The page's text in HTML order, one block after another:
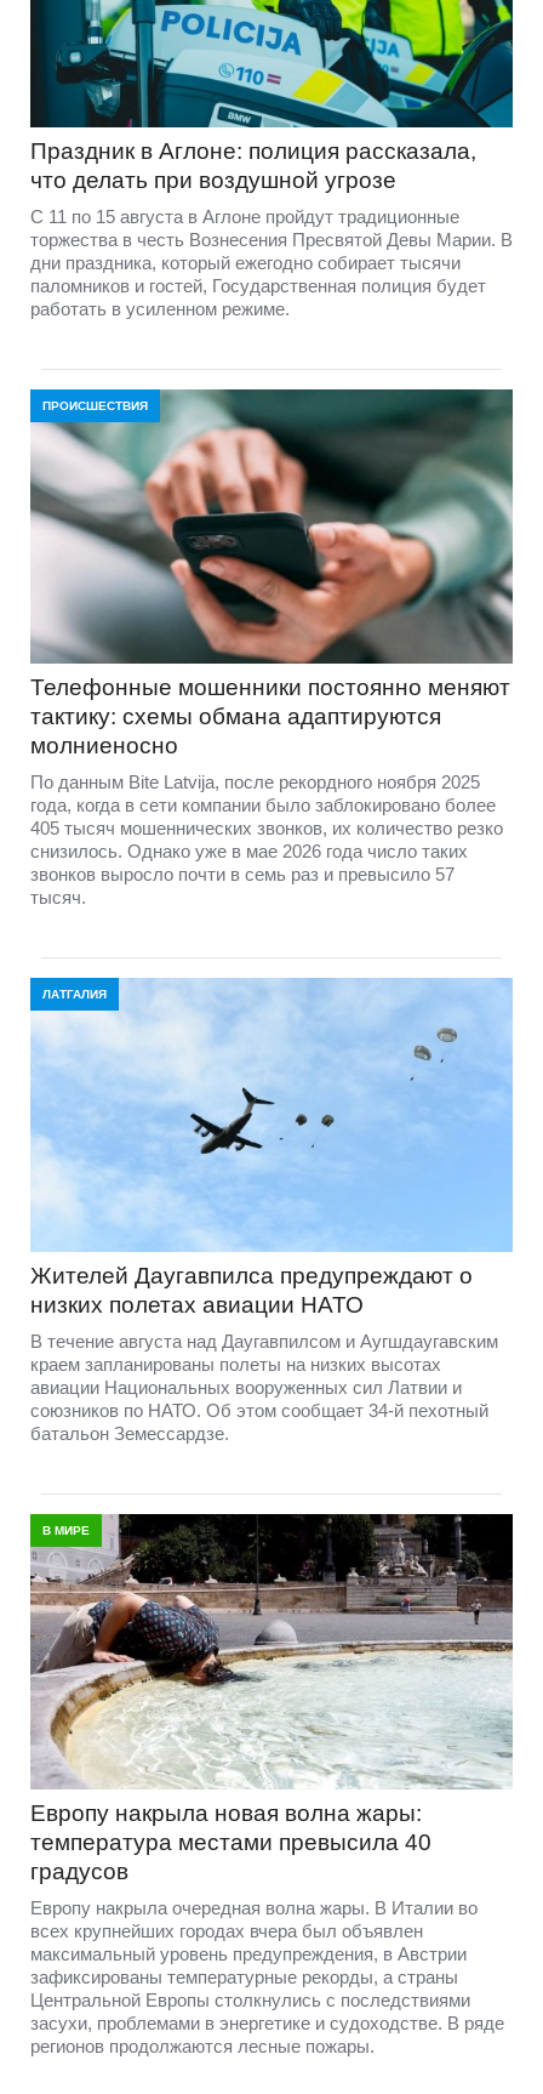
Праздник в Аглоне: полиция рассказала,
что делать при воздушной угрозе
С 11 по 15 августа в Аглоне пройдут традиционные
торжества в честь Вознесения Пресвятой Девы Марии. В
дни праздника, который ежегодно собирает тысячи
паломников и гостей, Государственная полиция будет
работать в усиленном режиме.
ПРОИСШЕСТВИЯ
Телефонные мошенники постоянно меняют
тактику: схемы обмана адаптируются
молниеносно
По данным Bite Latvija, после рекордного ноября 2025
года, когда в сети компании было заблокировано более
405 тысяч мошеннических звонков, их количество резко
снизилось. Однако уже в мае 2026 года число таких
звонков выросло почти в семь раз и превысило 57
тысяч.
ЛАТГАЛИЯ
Жителей Даугавпилса предупреждают о
низких полетах авиации НАТО
В течение августа над Даугавпилсом и Аугшдаугавским
краем запланированы полеты на низких высотах
авиации Национальных вооруженных сил Латвии и
союзников по НАТО. Об этом сообщает 34-й пехотный
батальон Земессардзе.
В МИРЕ
Европу накрыла новая волна жары:
температура местами превысила 40
градусов
Европу накрыла очередная волна жары. В Италии во
всех крупнейших городах вчера был объявлен
максимальный уровень предупреждения, в Австрии
зафиксированы температурные рекорды, а страны
Центральной Европы столкнулись с последствиями
засухи, проблемами в энергетике и судоходстве. В ряде
регионов продолжаются лесные пожары.